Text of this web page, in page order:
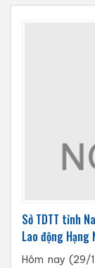
Sở TDTT tỉnh
Lao động Hạng
Hôm nay (29/